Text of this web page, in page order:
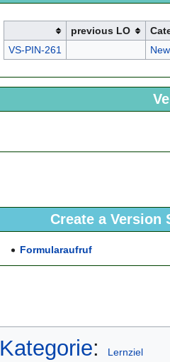
previous LO
VS-PIN-261
New
Create a Version
Formularaufruf
Kategorie: Lernziel